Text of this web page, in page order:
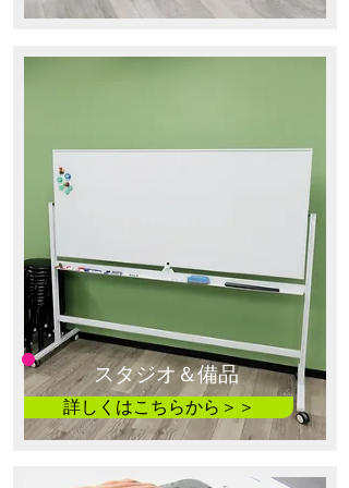
スタジオ＆備品
詳しくはこちらから＞＞